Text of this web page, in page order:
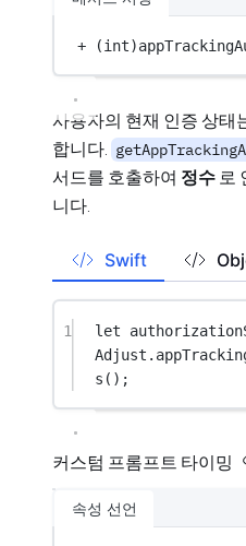
+ (int
사용자의 현재 인증 상태
합니다.
서드를 호출하여 정수 로
니다.
Swift
1 let
Adjust.
s ();
커스텀 프롬프트 타이밍
속성 선언